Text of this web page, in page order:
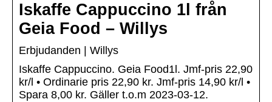
Iskaffe Cappuccino 1l från
Geia Food – Willys
Erbjudanden | Willys
Iskaffe Cappuccino. Geia Food1l. Jmf-pris 22,90
kr/l • Ordinarie pris 22,90 kr. Jmf-pris 14,90 kr/l •
Spara 8,00 kr. Gäller t.o.m 2023-03-12.